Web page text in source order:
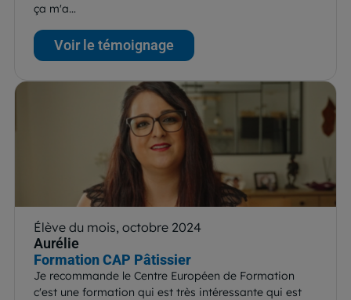
ça m'a…
Voir le témoignage
Élève du mois, octobre 2024
Aurélie
Formation CAP Pâtissier
Je recommande le Centre Européen de Formation
c'est une formation qui est très intéressante qui est